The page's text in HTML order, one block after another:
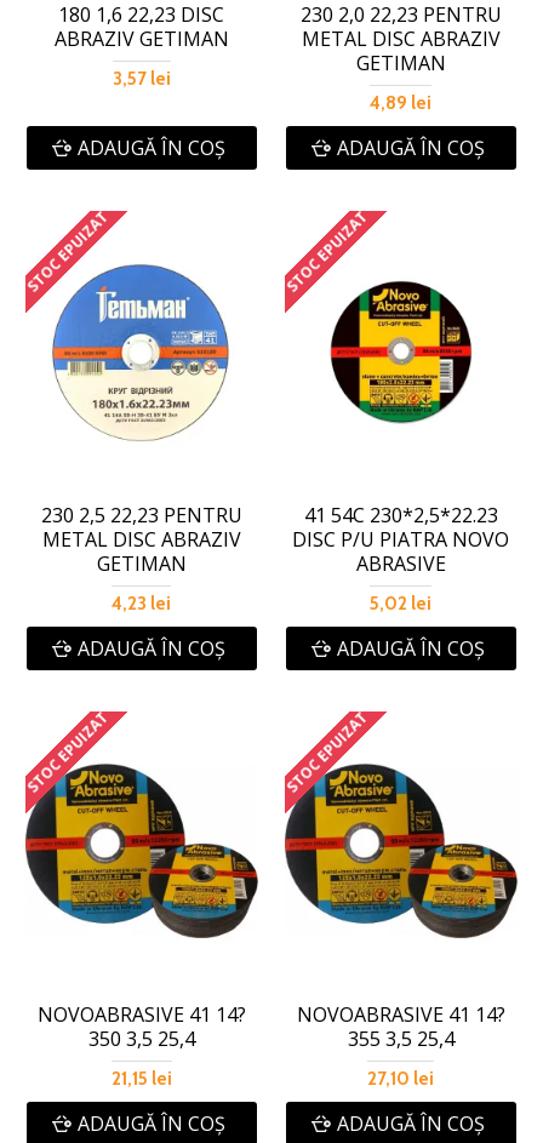
180 1,6 22,23 DISC
ABRAZIV GETIMAN
3,57 lei
ADAUGĂ ÎN COŞ
230 2,0 22,23 PENTRU
METAL DISC ABRAZIV
GETIMAN
4,89 lei
ADAUGĂ ÎN COŞ
STOC EPUIZAT
230 2,5 22,23 PENTRU
METAL DISC ABRAZIV
GETIMAN
4,23 lei
ADAUGĂ ÎN COŞ
STOC EPUIZAT
41 54C 230*2,5*22.23
DISC P/U PIATRA NOVO
ABRASIVE
5,02 lei
ADAUGĂ ÎN COŞ
STOC EPUIZAT
NOVOABRASIVE 41 14?
350 3,5 25,4
21,15 lei
ADAUGĂ ÎN COŞ
STOC EPUIZAT
NOVOABRASIVE 41 14?
355 3,5 25,4
27,10 lei
ADAUGĂ ÎN COŞ